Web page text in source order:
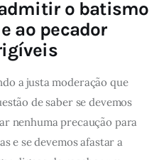
o batismo
ao pecador
a justa moderação que
de saber se devemos
nenhuma precaução para
e se devemos afastar a